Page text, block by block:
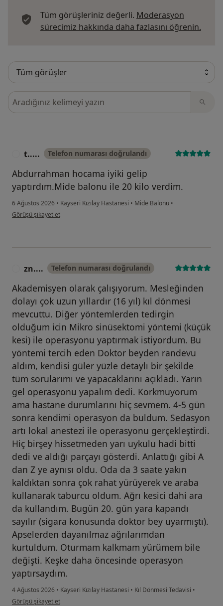
Tüm görüşleriniz değerli. Moderasyon
sürecimiz hakkında daha fazlasını öğrenin.
Görüşler içerisinde ara
t..... Telefon numarası doğrulandı
Abdurrahman hocama iyiki gelip
yaptırdım.Mide balonu ile 20 kilo verdim.
6 Ağustos 2026 • Kayseri Kızılay Hastanesi • Mide Balonu •
kullanıcının görüşüne göre t.....
Görüşü şikayet et
zn.... Telefon numarası doğrulandı
Akademisyen olarak çalışıyorum. Mesleğinden
dolayı çok uzun yıllardır (16 yıl) kıl dönmesi
mevcuttu. Diğer yöntemlerden tedirgin
olduğum icin Mikro sinüsektomi yöntemi (küçük
kesi) ile operasyonu yaptırmak istiyordum. Bu
yöntemi tercih eden Doktor beyden randevu
aldım, kendisi güler yüzle detaylı bir şekilde
tüm sorularımı ve yapacaklarını açıkladı. Yarın
gel operasyonu yapalım dedi. Korkmuyorum
ama hastane durumlarını hiç sevmem. 4-5 gün
sonra kendimi operasyon da buldum. Sedasyon
artı lokal anestezi ile operasyonu gerçekleştirdi.
Hiç birşey hissetmeden yarı uykulu hadi bitti
dedi ve aldığı parçayı gösterdi. Anlattığı gibi A
dan Z ye aynısı oldu. Oda da 3 saate yakın
kaldıktan sonra çok rahat yürüyerek ve araba
kullanarak taburcu oldum. Ağrı kesici dahi ara
da kullandım. Bugün 20. gün yara kapandı
sayılır (sigara konusunda doktor bey uyarmıştı).
Apselerden dayanılmaz ağrılarımdan
kurtuldum. Oturmam kalkmam yürümem bile
değişti. Keşke daha öncesinde operasyon
yaptırsaydım.
4 Ağustos 2026 • Kayseri Kızılay Hastanesi • Kıl Dönmesi Tedavisi •
kullanıcının görüşüne göre zn....
Görüşü şikayet et